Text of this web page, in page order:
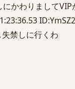
かわりましてVIP
禁しに行くわ